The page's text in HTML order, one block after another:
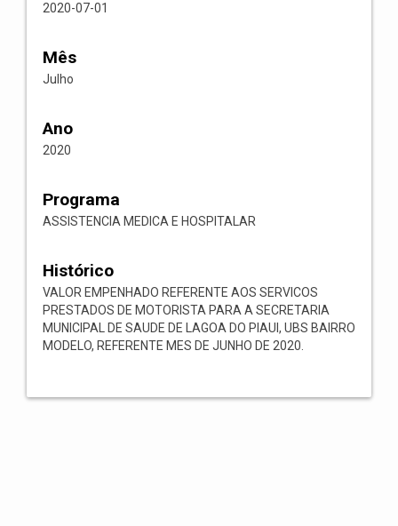
2020-07-01
Mês
Julho
Ano
2020
Programa
ASSISTENCIA MEDICA E HOSPITALAR
Histórico
VALOR EMPENHADO REFERENTE AOS SERVICOS
PRESTADOS DE MOTORISTA PARA A SECRETARIA
MUNICIPAL DE SAUDE DE LAGOA DO PIAUI, UBS BAIRRO
MODELO, REFERENTE MES DE JUNHO DE 2020.